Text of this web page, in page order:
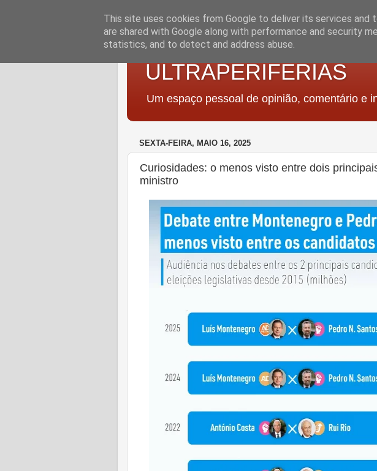
ULTRAPERIFERIAS
Um espaço pessoal de opinião, comentário e
SEXTA-FEIRA, MAIO 16, 2025
Curiosidades: o menos visto entre dois
ministro
This site uses cookies from Google to deliver its services and
are shared with Google along with performance and security
statistics, and to detect and address abuse.